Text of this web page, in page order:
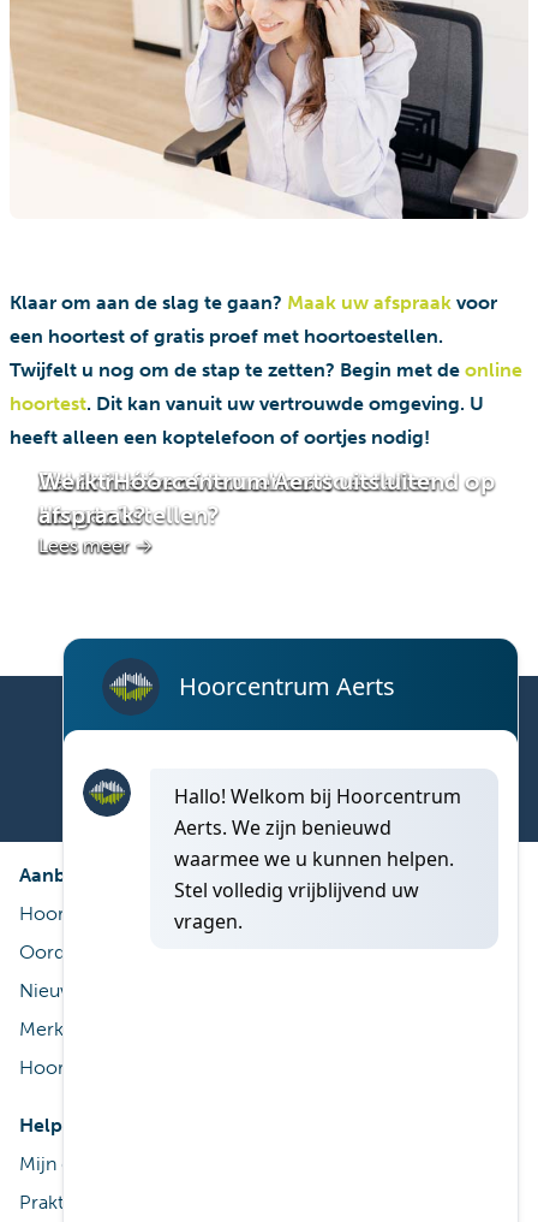
Klaar om aan de slag te gaan? Maak uw afspraak voor
een hoortest of gratis proef met hoortoestellen.
Twijfelt u nog om de stap te zetten? Begin met de online
hoortest. Dit kan vanuit uw vertrouwde omgeving. U
heeft alleen een koptelefoon of oortjes nodig!
Moet ik één of twee hoortoestellen
dragen?
Lees meer
Zal ik meteen wennen aan
hoortoestellen?
Lees meer
Werkt Hoorcentrum Aerts uitsluitend op
afspraak?
Lees meer
Vind nu een hoorcentrum dicht bij u!
Aanbod
Hoorapparaat
Oordoppen op maat
Nieuwe technologieën
Merken
Hooraccessoires
ThuisService
Help
Mijn gehoor
Praktisch